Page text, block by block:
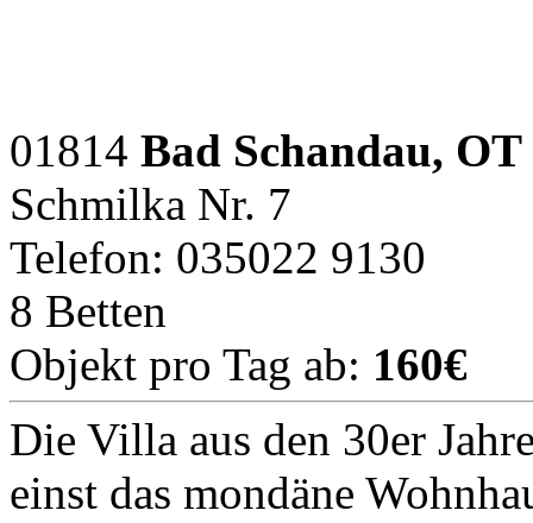
01814 Bad Schandau,
Schmilka Nr. 7
Telefon: 035022 9130
8 Betten
Objekt pro Tag ab: 160€
Die Villa aus den 30er
einst das mondäne